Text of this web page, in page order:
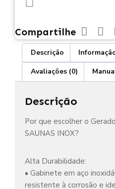
Compartilhe
Descrição
Avaliações (0)
Descrição
Por que escolher o
SAUNAS INOX?
Alta Durabilidade:
• Gabinete em aço
resistente à corrosão e